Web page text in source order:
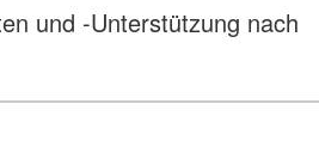
und -Unterstützung nach